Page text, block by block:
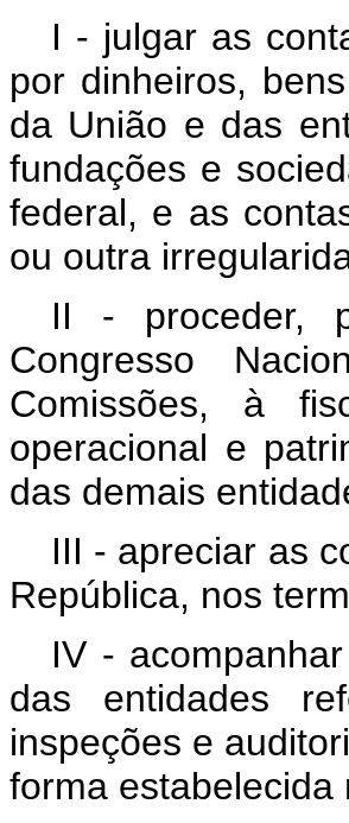
I - julgar as
por dinheiros,
da União e das
fundações e
federal, e as
ou outra
II - proceder,
Congresso
Comissões, à
operacional e
das demais
III - apreciar as
República, nos
IV -
das entidades
inspeções e
forma